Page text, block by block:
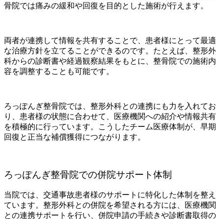
骨院では痛みの緩和や回復を目的とした施術が行えます。
両者が連携して情報を共有することで、患者様にとって最適
な治療方針を立てることができるのです。たとえば、整形外
科からの診断書や経過観察結果をもとに、整骨院での施術内
容を調整することも可能です。
ろっぽんぎ整骨院では、整形外科との連携にも力を入れてお
り、患者様の状態に合わせて、医療機関への紹介や情報共有
を積極的に行っています。こうしたチーム医療体制が、早期
回復と正当な補償獲得につながります。
ろっぽんぎ整骨院での併院サポート体制
当院では、交通事故患者様のサポートに特化した体制を整え
ています。整形外科との併院を希望される方には、医療機関
との連携サポートを行い、併院申請の手続きや診断書取得の